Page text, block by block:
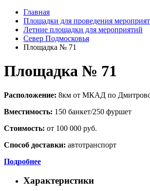
Главная
Площадки для проведения
Летние площадки для мероприятий
Север Подмосковья
Площадка № 71
Площадка № 71
Расположение: 8км от МКАД по
Вместимость: 150 банкет/250 фуршет
Стоимость: от 100 000 руб.
Способ доставки: автотранспорт
Подробнее
Характеристики